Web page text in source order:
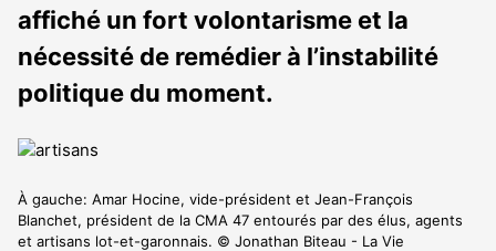
affiché un fort volontarisme et la
nécessité de remédier à l’instabilité
politique du moment.
À gauche: Amar Hocine, vide-président et Jean-François
Blanchet, président de la CMA 47 entourés par des élus, agents
et artisans lot-et-garonnais. © Jonathan Biteau - La Vie